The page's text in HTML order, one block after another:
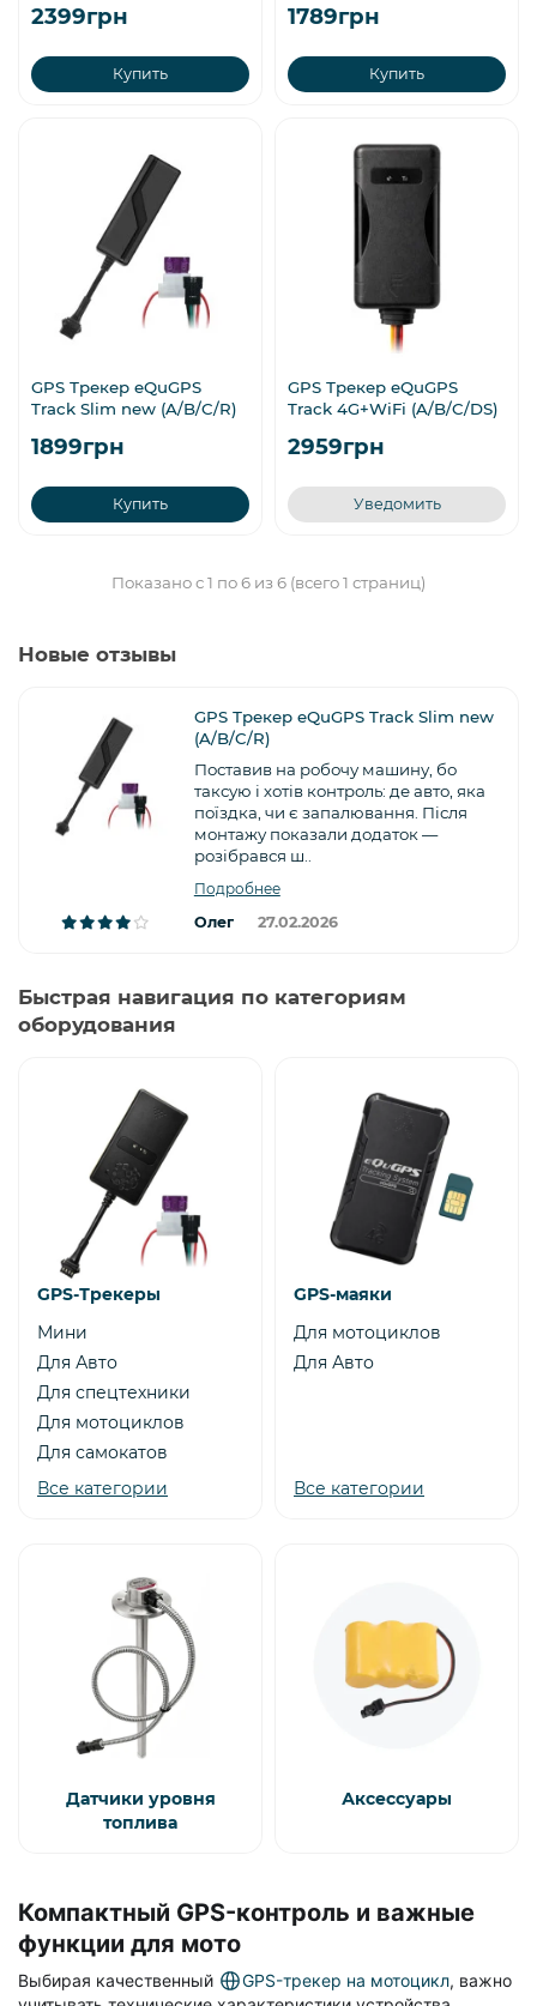
2399грн
Купить
1789грн
Купить
GPS Трекер eQuGPS
Track Slim new (A/B/C/R)
1899грн
Купить
GPS Трекер eQuGPS
Track 4G+WiFi (A/B/C/DS)
2959грн
Уведомить
Показано с 1 по 6 из 6 (всего 1 страниц)
Новые отзывы
GPS Трекер eQuGPS Track Slim new
(A/B/C/R)
Поставив на робочу машину, бо
таксую і хотів контроль: де авто, яка
поїздка, чи є запалювання. Після
монтажу показали додаток —
розібрався ш..
Подробнее
Олег
27.02.2026
Быстрая навигация по категориям
оборудования
GPS-Трекеры
Мини
Для Авто
Для спецтехники
Для мотоциклов
Для самокатов
Все категории
GPS-маяки
Для мотоциклов
Для Авто
Все категории
Датчики уровня
топлива
Аксессуары
Компактный GPS-контроль и важные
функции для мото
Выбирая качественный GPS-трекер на мотоцикл, важно